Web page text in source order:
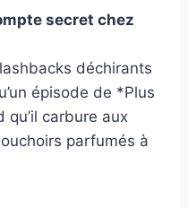
secret chez
déchirants
épisode de *Plus
qu’il carbure aux
parfumés à